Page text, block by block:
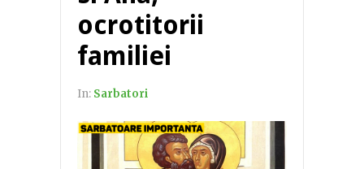
ocrotitorii
familiei
In: Sarbatori